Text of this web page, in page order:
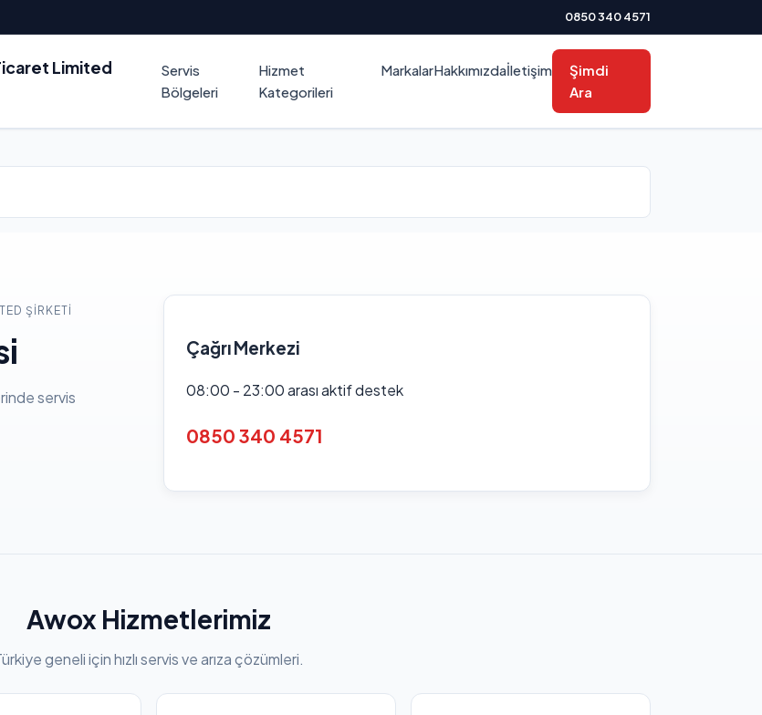
0850 340 4571
Limited
Servis
Bölgeleri
Hizmet
Kategorileri
MarkalarHakkımızdaİletişim
Şimdi
Ara
ŞIRKETI
servis
Çağrı Merkezi
08:00 - 23:00 arası aktif destek
0850 340 4571
Awox Hizmetlerimiz
geneli için hızlı servis ve arıza çözümleri.